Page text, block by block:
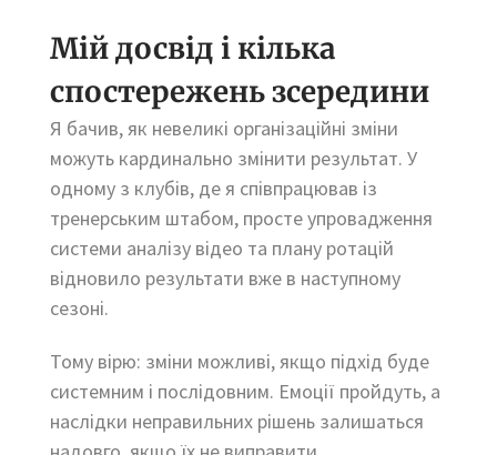
Мій досвід і кілька
спостережень зсередини
Я бачив, як невеликі організаційні зміни
можуть кардинально змінити результат. У
одному з клубів, де я співпрацював із
тренерським штабом, просте упровадження
системи аналізу відео та плану ротацій
відновило результати вже в наступному
сезоні.
Тому вірю: зміни можливі, якщо підхід буде
системним і послідовним. Емоції пройдуть, а
наслідки неправильних рішень залишаться